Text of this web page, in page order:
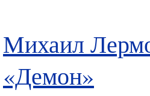
Михаил
«Демон»